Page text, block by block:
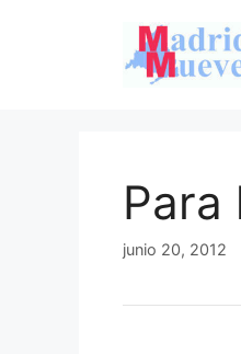
Para
junio 20, 2012